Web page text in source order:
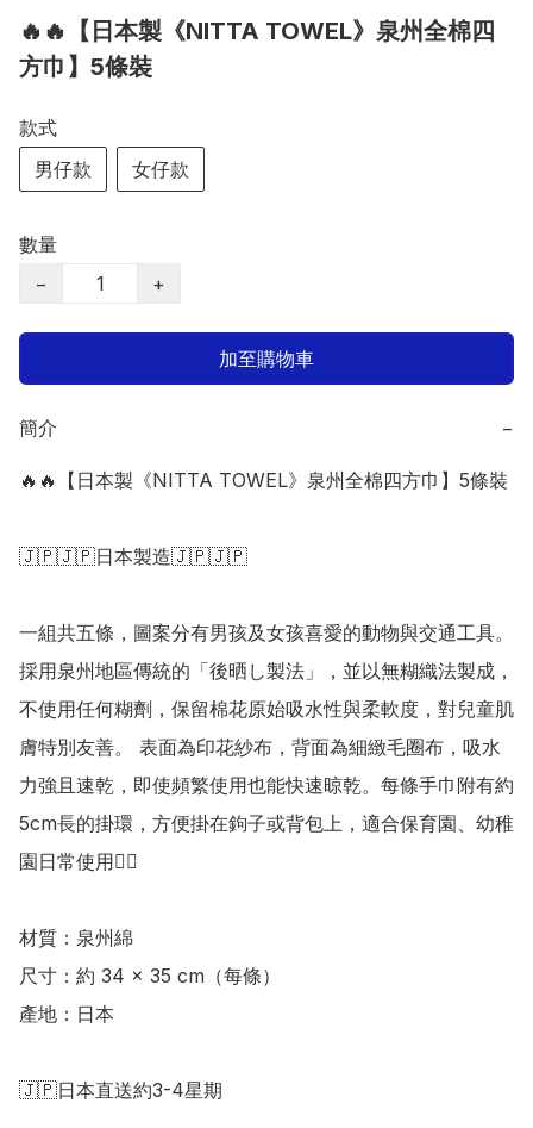
🔥🔥【日本製《NITTA TOWEL》泉州全棉四
方巾】5條裝
款式
男仔款
女仔款
數量
−
+
加至購物車
簡介 −
🔥🔥【日本製《NITTA TOWEL》泉州全棉四方巾】5條裝
🇯🇵🇯🇵日本製造🇯🇵🇯🇵
一組共五條，圖案分有男孩及女孩喜愛的動物與交通工具。
採用泉州地區傳統的「後晒し製法」，並以無糊織法製成，
不使用任何糊劑，保留棉花原始吸水性與柔軟度，對兒童肌
膚特別友善。 表面為印花紗布，背面為細緻毛圈布，吸水
力強且速乾，即使頻繁使用也能快速晾乾。每條手巾附有約
5cm長的掛環，方便掛在鉤子或背包上，適合保育園、幼稚
園日常使用👍🏻
材質：泉州綿
尺寸：約 34 × 35 cm（每條）
產地：日本
🇯🇵日本直送約3-4星期